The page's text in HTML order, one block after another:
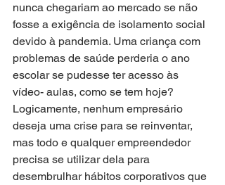
nunca chegariam ao mercado se não
fosse a exigência de isolamento social
devido à pandemia. Uma criança com
problemas de saúde perderia o ano
escolar se pudesse ter acesso às
vídeo- aulas, como se tem hoje?
Logicamente, nenhum empresário
deseja uma crise para se reinventar,
mas todo e qualquer empreendedor
precisa se utilizar dela para
desembrulhar hábitos corporativos que